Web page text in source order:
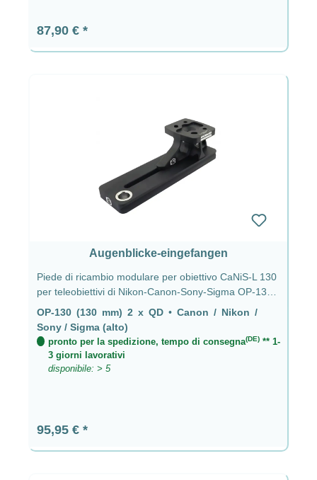
Prezzo normale:
87,90 €
Augenblicke-eingefangen
Piede di ricambio modulare per obiettivo CaNiS-L 130
per teleobiettivi di Nikon-Canon-Sony-Sigma OP-130
(130 mm) 2 x QD - CaNiS-L (alto)
OP-130 (130 mm) 2 x QD • Canon / Nikon /
Sony / Sigma (alto)
pronto per la spedizione, tempo di consegna(DE)** 1-
3 giorni lavorativi
disponibile: > 5
Prezzo normale:
95,95 €